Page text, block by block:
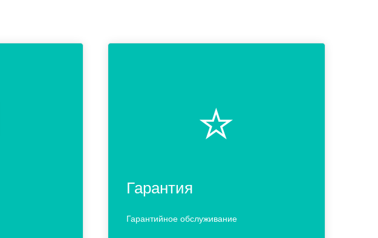
⭐️
Гарантия
Гарантийное обслуживание